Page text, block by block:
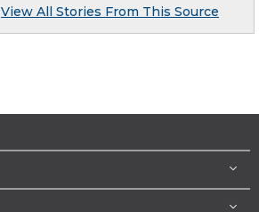
View All Stories From This Source